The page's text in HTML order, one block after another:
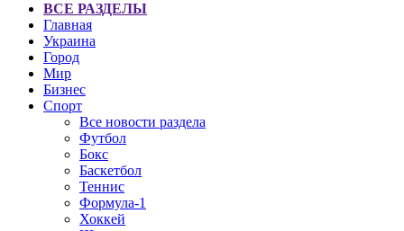
ВСЕ РАЗДЕЛЫ
Главная
Украина
Город
Мир
Бизнес
Спорт
Все новости раздела
Футбол
Бокс
Баскетбол
Теннис
Формула-1
Хоккей